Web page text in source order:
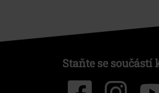
Staňte se součástí